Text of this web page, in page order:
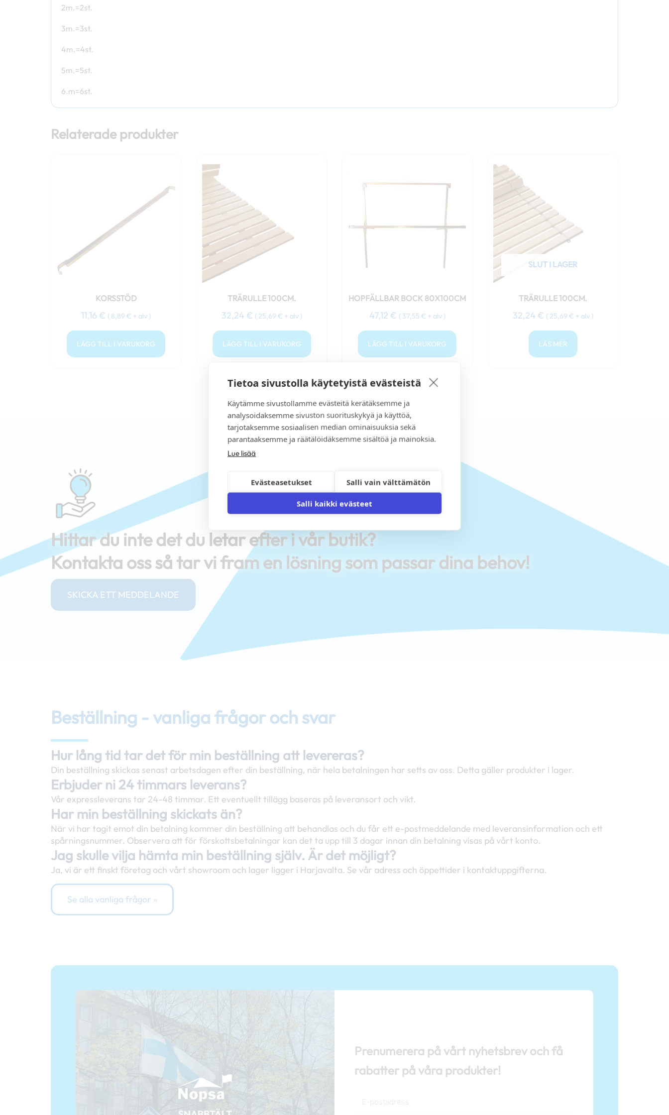
Tietoa sivustolla käytetyistä evästeistä
Käytämme sivustollamme evästeitä kerätäksemme ja
analysoidaksemme sivuston suorituskykyä ja käyttöä,
tarjotaksemme sosiaalisen median ominaisuuksia sekä
parantaaksemme ja räätälöidäksemme sisältöä ja mainoksia.
Lue lisää
Evästeasetukset Salli vain välttämätön
Salli kaikki evästeet
2m.=2st.
3m.=3st.
4m.=4st.
5m.=5st.
6.m=6st.
Relaterade produkter
KORSSTÖD
11,16€ ( 8,89 € + alv )
LÄGG TILL I VARUKORG
TRÄRULLE 100CM.
32,24 € (25,69 € + alv )
LÄGG TILL I VARUKORG
HOPFÄLLBAR BOCK 80X100CM
47,12 € ( 37,55 € + alv )
LÄGG TILL I VARUKORG
SLUT I LAGER
TRÄRULLE 100CM.
32,24 € (25,69 € + alv )
LÄS MER
Hittar du inte det du letar efter i vår butik?
Kontakta oss så tar vi fram en lösning som passar dina behov!
SKICKA ETT MEDDELANDE
Beställning - vanliga frågor och svar
Hur lång tid tar det för min beställning att levereras?
Din beställning skickas senast arbetsdagen efter din beställning, när hela betalningen har setts av oss. Detta gäller produkter i lager.
Erbjuder ni 24 timmars leverans?
Vår expressleverans tar 24-48 timmar. Ett eventuellt tillägg baseras på leveransort och vikt.
Har min beställning skickats än?
När vi har tagit emot din betalning kommer din beställning att behandlas och du får ett e-postmeddelande med leveransinformation och ett
spårningsnummer. Observera att för förskottsbetalningar kan det ta upp till 3 dagar innan din betalning visas på vårt konto.
Jag skulle vilja hämta min beställning själv. Är det möjligt?
Ja, vi är ett finskt företag och vårt showroom och lager ligger i Harjavalta. Se vår adress och öppettider i kontaktuppgifterna.
Se alla vanliga frågor »
Prenumerera på vårt nyhetsbrev och få
rabatter på våra produkter!